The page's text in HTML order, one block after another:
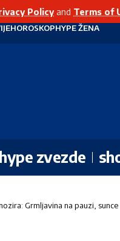
Policyand Terms of
HOROSKOPHYPE ŽENA
hype zvezde
Grmljavina na pauzi,